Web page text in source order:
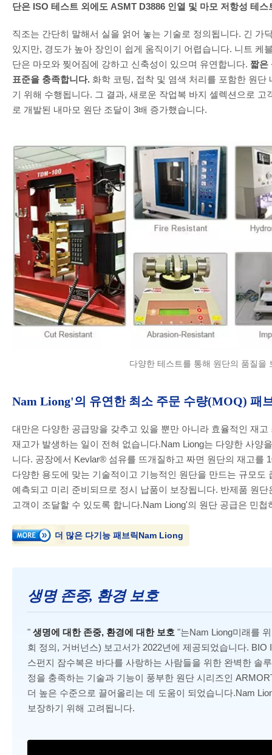
단은 ISO 테스트 외에도 ASMT D3886 인열 및 마모 저항성 테스
직조는 간단히 말해서 실을 얽어 놓는 기술로 정의됩니다. 긴 가
있지만, 경도가 높아 장인이 쉽게 움직이기 어렵습니다. 니트 케
단은 마모와 찢어짐에 강하고 신축성이 있으며 유연합니다. 짧은
표준을 충족합니다. 화학 코팅, 접착 및 염색 처리를 포함한 원
기 위해 수행됩니다. 그 결과, 새로운 작업복 바지 셀렉션으로
로 개발된 내마모 원단 조달이 3배 증가했습니다.
다양한 테스트를 통해 원단의 품질을
Nam Liong'의 유연한 최소 주문 수량(MOQ) 패
대만은 다양한 공급망을 갖추고 있을 뿐만 아니라 효율적인 재
재고가 발생하는 일이 전혀 없습니다.Nam Liong는 다양한 사양
니다. 공장에서 Kevlar® 섬유를 뜨개질하고 짜면 원단의 재고를
다양한 용도에 맞는 기술적이고 기능적인 원단을 만드는 규모도
예측되고 미리 준비되므로 정시 납품이 보장됩니다. 반제품 원
고객이 조달할 수 있도록 합니다.Nam Liong'의 원단 공급은 민
더 많은 다기능 패브릭Nam Liong
생명 존중, 환경 보호
" 생명에 대한 존중, 환경에 대한 보호 "는Nam Liong미래를
회 정의, 거버넌스) 보고서가 2022년에 제공되었습니다.
스펀지 잠수복은 바다를 사랑하는 사람들을 위한 완벽한 솔
정을 충족하는 기술과 기능이 풍부한 원단 시리즈인
더 높은 수준으로 끌어올리는 데 도움이 되었습니다.Nam
보장하기 위해 고려됩니다.